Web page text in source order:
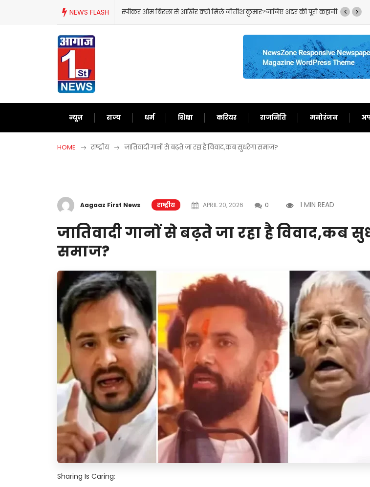
NEWS FLASH स्पीकर ओम बिरला से आखिर क्यों मिले नीतीश कुमार?जानिए अंदर की पूरी कहानी
न्यूज़ राज्य धर्म शिक्षा करियर राजनिति मनोरंजन
HOME राष्ट्रीय जातिवादी गानों से बढ़ते जा रहा है विवाद,कब सुधरेगा समाज?
Aagaaz First News राष्ट्रीय APRIL 20, 2026 0 1 MIN READ
जातिवादी गानों से बढ़ते जा रहा है विवाद,कब
समाज?
Sharing Is Caring: